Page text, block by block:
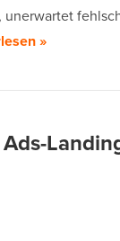
unerwartet
»